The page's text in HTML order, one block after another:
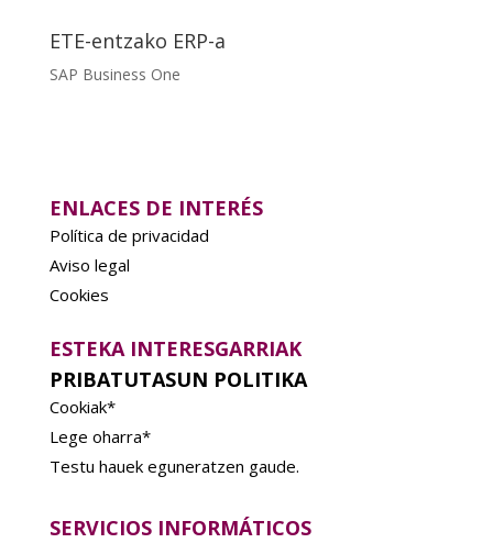
ETE-entzako ERP-a
SAP Business One
ENLACES DE INTERÉS
Política de privacidad
Aviso legal
Cookies
ESTEKA INTERESGARRIAK
PRIBATUTASUN POLITIKA
Cookiak*
Lege oharra*
Testu hauek eguneratzen gaude.
SERVICIOS INFORMÁTICOS